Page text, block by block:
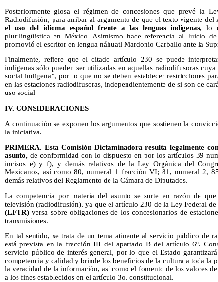
Posteriormente glosa el régimen de concesiones que prevé la
Radiodifusión, para arribar al argumento de que el texto vigente
el uso del idioma español frente a las lenguas indígenas,lo
plurilingüística en México. Asimismo hace referencia al Juicio
promovió el escritor en lengua náhuatl Mardonio Carballo ante la
Finalmente, refiere que el citado artículo 230 se puede
indígenas sólo pueden ser utilizadas en aquellas radiodifusoras cuya
social indígena”, por lo que no se deben establecer restricciones
en las estaciones radiodifusoras, independientemente de si son de
uso social.
IV. CONSIDERACIONES
A continuación se exponen los argumentos que sostienen la
la iniciativa.
PRIMERA. Esta Comisión Dictaminadora resulta legalmente
asunto, de conformidad con lo dispuesto en por los artículos 39
incisos e) y f), y demás relativos de la Ley Orgánica del
Mexicanos, así como 80, numeral 1 fracción VI; 81, numeral 2,
demás relativos del Reglamento de la Cámara de Diputados.
La competencia por materia del asunto se surte en razón de
televisión (radiodifusión), ya que el artículo 230 de la Ley Federal
(LFTR) versa sobre obligaciones de los concesionarios de
transmisiones.
En tal sentido, se trata de un tema atinente al servicio público de
está prevista en la fracción III del apartado B del artículo 6º.
servicio público de interés general, por lo que el Estado
competencia y calidad y brinde los beneficios de la cultura a toda la
la veracidad de la información, así como el fomento de los valores
a los fines establecidos en el artículo 3o. constitucional.